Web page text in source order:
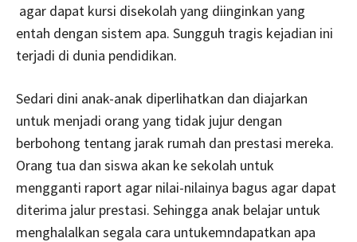
agar dapat kursi disekolah yang diinginkan yang
entah dengan sistem apa. Sungguh tragis kejadian ini
terjadi di dunia pendidikan.
Sedari dini anak-anak diperlihatkan dan diajarkan
untuk menjadi orang yang tidak jujur dengan
berbohong tentang jarak rumah dan prestasi mereka.
Orang tua dan siswa akan ke sekolah untuk
mengganti raport agar nilai-nilainya bagus agar dapat
diterima jalur prestasi. Sehingga anak belajar untuk
menghalalkan segala cara untukemndapatkan apa